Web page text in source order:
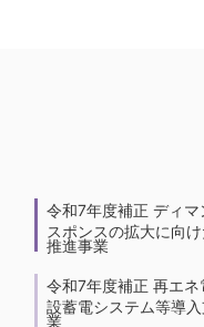
令和7年度補正 ディマ
スポンスの拡大に向
推進事業
令和7年度補正 再エネ
設蓄電システム等導
業